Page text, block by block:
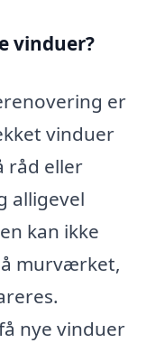
vinduer?
er
vinduer
råd eller
alligevel
kan ikke
murværket,
nye vinduer